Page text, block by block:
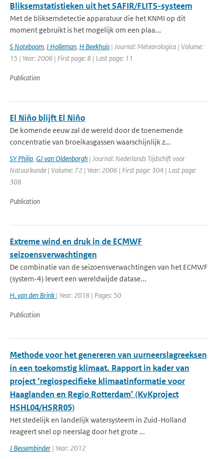
Bliksemstatistieken uit het SAFIR/FLITS-systeem
Met de bliksemdetectie apparatuur die het KNMI op dit
moment gebruikt is het mogelijk om een plaa...
S Noteboom, I Holleman, H Beekhuis | Journal: Meteorologica | Volume:
15 | Year: 2006 | First page: 8 | Last page: 11
Publication
El Niño blijft El Niño
De komende eeuw zal de wereld door de toenemende
concentratie van broeikasgassen waarschijnlijk z...
SY Philip, GJ van Oldenborgh | Journal: Nederlands Tijdschift voor
Natuurkunde | Volume: 72 | Year: 2006 | First page: 304 | Last page:
308
Publication
Extreme wind en druk in de ECMWF
seizoensverwachtingen
De combinatie van de seizoensverwachtingen van het ECMWF
(system-4) levert een wereldwijde datase...
H. van den Brink | Year: 2018 | Pages: 50
Publication
Methode voor het genereren van uurneerslagreeksen
in een toekomstig klimaat. Rapport in kader van
project ‘regiospecifieke klimaatinformatie voor
Haaglanden en Regio Rotterdam’ (KvKproject
HSHL04/HSRR05)
Het stedelijk en landelijk watersysteem in Zuid-Holland
reageert snel op neerslag door het grote ...
J Bessembinder | Year: 2012